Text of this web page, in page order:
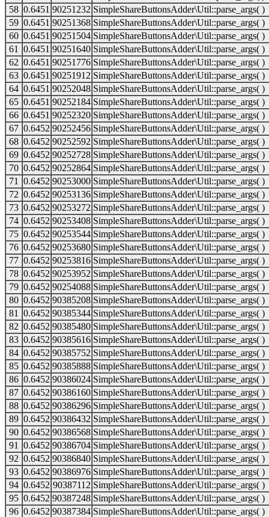
58 0.6451 90251232 SimpleShareButtonsAdder\Util::parse_args( )
59 0.6451 90251368 SimpleShareButtonsAdder\Util::parse_args( )
60 0.6451 90251504 SimpleShareButtonsAdder\Util::parse_args( )
61
0.6451 90251640 SimpleShareButtonsAdder\Util::parse_args( )
62 0.6451 90251776 SimpleShareButtonsAdder\Util::parse_args( )
63 0.6451 90251912 SimpleShareButtonsAdder\Util::parse_args( )
64 0.6451 90252048 SimpleShareButtonsAdder\Util::parse_args( )
65 0.6451 90252184 SimpleShareButtonsAdder\Util::parse_args( )
66 0.6451 90252320 SimpleShareButtonsAdder\Util::parse_args( )
67 0.6452 90252456 SimpleShareButtonsAdder\Util::parse_args( )
68 0.6452 90252592 SimpleShareButtonsAdder\Util::parse_args( )
69 0.6452 90252728 SimpleShareButtonsAdder\Util::parse_args( )
70 0.6452 90252864 SimpleShareButtonsAdder\Util::parse_args( )
71
0.6452 90253000 SimpleShareButtonsAdder\Util::parse_args( )
72 0.6452 90253136 SimpleShareButtonsAdder\Util::parse_args( )
73 0.6452 90253272 SimpleShareButtonsAdder\Util::parse_args( )
74 0.6452 90253408 SimpleShareButtonsAdder\Util::parse_args( )
75 0.6452 90253544 SimpleShareButtonsAdder\Util::parse_args( )
76 0.6452 90253680 SimpleShareButtonsAdder\Util::parse_args( )
77 0.6452 90253816 SimpleShareButtonsAdder\Util::parse_args( )
78 0.6452 90253952 SimpleShareButtonsAdder\Util::parse_args( )
79 0.6452 90254088 SimpleShareButtonsAdder\Util::parse_args( )
80 0.6452 90385208 SimpleShareButtonsAdder\Util::parse_args( )
81
0.6452 90385344 SimpleShareButtonsAdder\Util::parse_args( )
82 0.6452 90385480 SimpleShareButtonsAdder\Util::parse_args( )
83 0.6452 90385616 SimpleShareButtonsAdder\Util::parse_args( )
84 0.6452 90385752 SimpleShareButtonsAdder\Util::parse_args( )
85 0.6452 90385888 SimpleShareButtonsAdder\Util::parse_args( )
86 0.6452 90386024 SimpleShareButtonsAdder\Util::parse_args( )
87 0.6452 90386160 SimpleShareButtonsAdder\Util::parse_args( )
88 0.6452 90386296 SimpleShareButtonsAdder\Util::parse_args( )
89 0.6452 90386432 SimpleShareButtonsAdder\Util::parse_args( )
90 0.6452 90386568 SimpleShareButtonsAdder\Util::parse_args( )
91
0.6452 90386704 SimpleShareButtonsAdder\Util::parse_args( )
92 0.6452 90386840 SimpleShareButtonsAdder\Util::parse_args( )
93 0.6452 90386976 SimpleShareButtonsAdder\Util::parse_args( )
94 0.6452 90387112 SimpleShareButtonsAdder\Util::parse_args( )
95 0.6452 90387248 SimpleShareButtonsAdder\Util::parse_args( )
96 0.6452 90387384 SimpleShareButtonsAdder\Util::parse_args( )